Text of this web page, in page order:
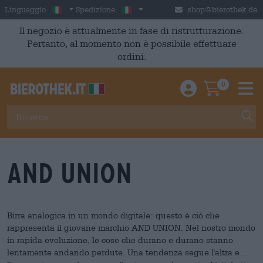
Skip to main content
Linguaggio: Italian
Spedizione: Italia shop@bierothek.de
Il negozio è attualmente in fase di ristrutturazione.
Pertanto, al momento non è possibile effettuare
ordini.
Einloggen /
0
And Union
Birra analogica in un mondo digitale: questo è ciò che
rappresenta il giovane marchio AND UNION. Nel nostro mondo
in rapida evoluzione, le cose che durano e durano stanno
lentamente andando perdute. Una tendenza segue l'altra e